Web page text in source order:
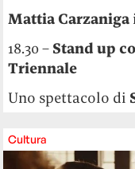
Mattia Carzaniga
18.30 – Stand up
Triennale
Uno spettacolo di
Cultura